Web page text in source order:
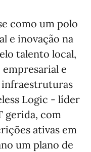
como um polo
e inovação na
talento local,
e
Logic - líder
gerida, com
ativas em
um plano de